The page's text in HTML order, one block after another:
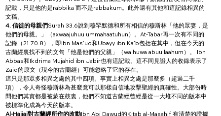
記載，只是他的是rabbika 而不是rabbakum。此外還有其他和這記錄相異的
文稿。
4. 信徒的母親們Surah 33.6說到穆罕默德和所有相信的穆斯林「他的眾妻，是
他們的母親。」（axwaajuhuu ummahaatuhun）。At-Tabar再一次有不同的
記錄（21.70.8），即Ibn Mas'ud和Ubayy ibn Ka'b包括在其中，但在今天的
古蘭經裏找不到的文句「他是他們的父親」（wa huwa abuu laahum）。 Ibn
Abbas和Ikdrima Mujahid ibn Jabir也有這記載。這不同見證人的收錄表示了
Zaid的原文（現今的古蘭經）可能忽略了它的存在。
這只是那眾多相異之處的其中四項。事實上相異之處是那麼多（超過二千
項），令人奇怪穆斯林為甚麼竟可以那樣自信地攻擊聖經的真確性。大部份時
間他們其實都是被蒙在鼓裏，他們不知道古蘭經曾經是從一大堆不同的版本中
被標準化成為今天的版本。
Al-Hajjaj對古蘭經所作的改動Ibn Abi Dawud的Kitab al-Masahif 有清楚的證據